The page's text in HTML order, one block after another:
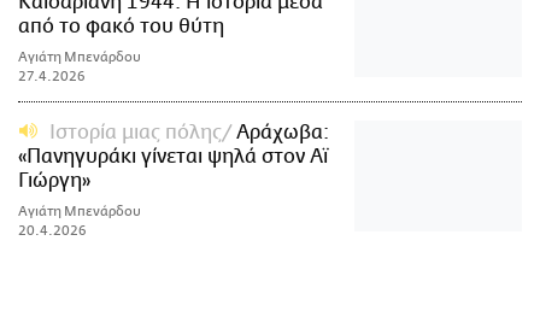
από το φακό του θύτη
Αγιάτη Μπενάρδου
27.4.2026
Ιστορία μιας πόλης
Αράχωβα:
«Πανηγυράκι γίνεται ψηλά στον Αϊ
Γιώργη»
Αγιάτη Μπενάρδου
20.4.2026